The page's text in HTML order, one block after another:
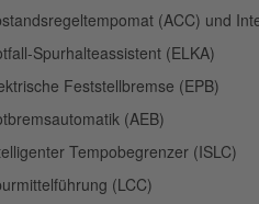
(ACC) und
Spurhalteassistent (ELKA)
Feststellbremse (EPB)
(AEB)
Tempobegrenzer (ISLC)
(LCC)